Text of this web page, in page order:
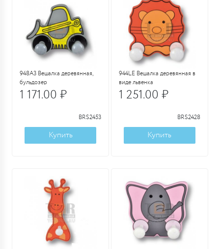
948A3 Вешалка деревянная,
бульдозер
1 171.00 ₽
BRS2453
Купить
944LE Вешалка деревянная в
виде львенка
1 251.00 ₽
BRS2428
Купить